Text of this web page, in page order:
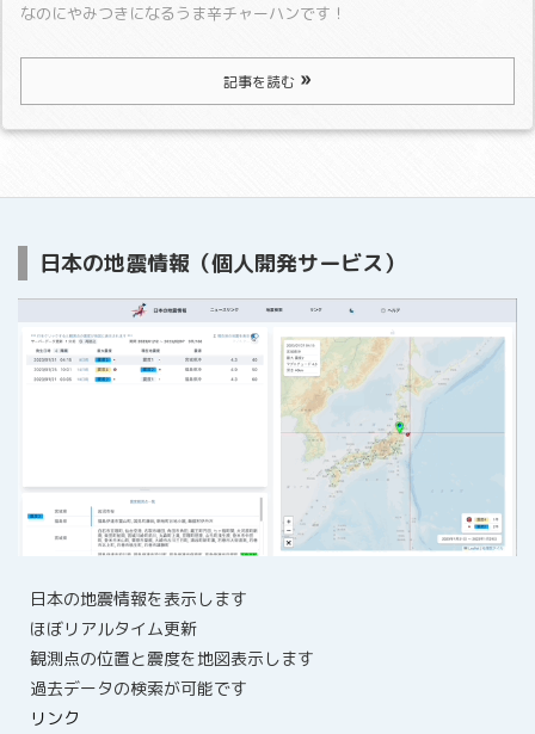
なのにやみつきになるうま辛チャーハンです！
記事を読む
日本の地震情報（個人開発サービス）
日本の地震情報を表示します
ほぼリアルタイム更新
観測点の位置と震度を地図表示します
過去データの検索が可能です
リンク